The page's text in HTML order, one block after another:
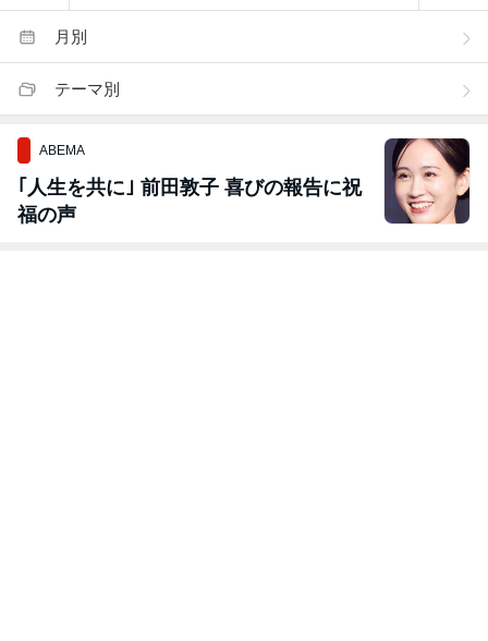
月別
テーマ別
ABEMA
｢人生を共に｣ 前田敦子 喜びの報告に祝
福の声